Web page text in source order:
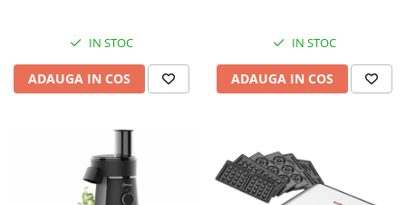
IN STOC
ADAUGA IN COS
IN STOC
ADAUGA IN COS